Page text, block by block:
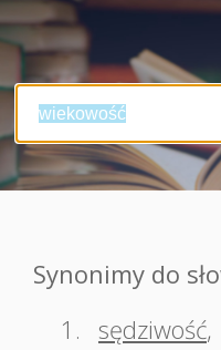
Synonimy do
1.
sędziwość,